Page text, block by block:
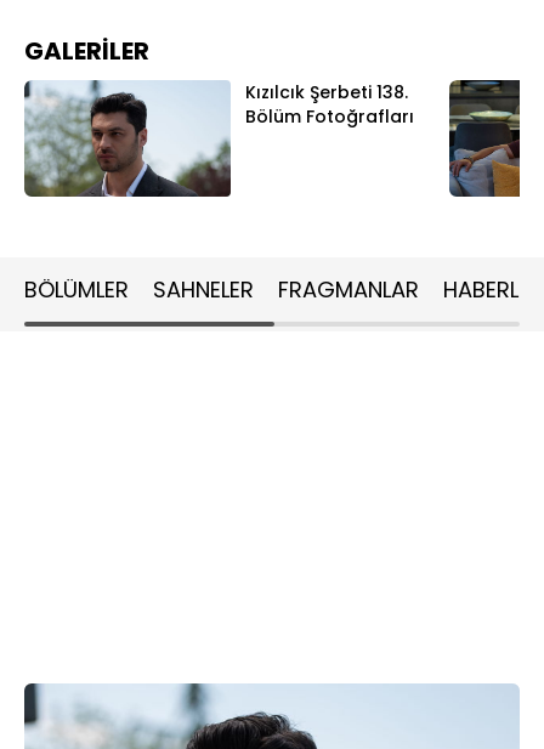
GALERİLER
Kızılcık Şerbeti 138.
Bölüm Fotoğrafları
BÖLÜMLER SAHNELER FRAGMANLAR HABERLER